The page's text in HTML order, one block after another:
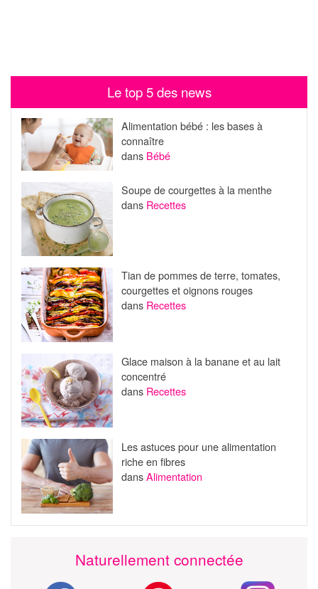
Le top 5 des news
Alimentation bébé : les bases à
connaître
dans Bébé
Soupe de courgettes à la menthe
dans Recettes
Tian de pommes de terre, tomates,
courgettes et oignons rouges
dans Recettes
Glace maison à la banane et au lait
concentré
dans Recettes
Les astuces pour une alimentation
riche en fibres
dansAlimentation
Naturellement connectée